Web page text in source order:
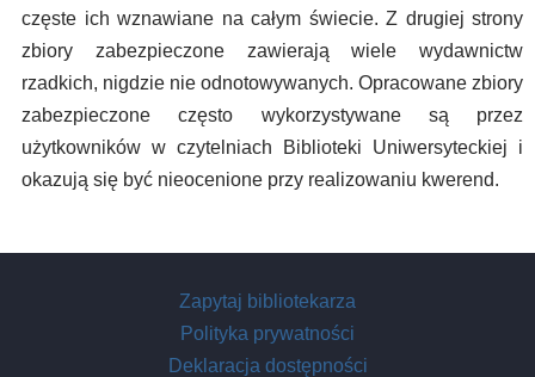
częste ich wznawiane na całym świecie. Z drugiej strony
zbiory zabezpieczone zawierają wiele wydawnictw
rzadkich, nigdzie nie odnotowywanych. Opracowane zbiory
zabezpieczone często wykorzystywane są przez
użytkowników w czytelniach Biblioteki Uniwersyteckiej i
okazują się być nieocenione przy realizowaniu kwerend.
Zapytaj bibliotekarza
Polityka prywatności
Deklaracja dostępności